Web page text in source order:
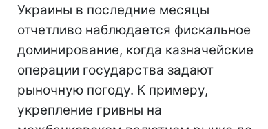
Украины в последние месяцы
отчетливо наблюдается фискальное
доминирование, когда казначейские
операции государства задают
рыночную погоду. К примеру,
укрепление гривны на